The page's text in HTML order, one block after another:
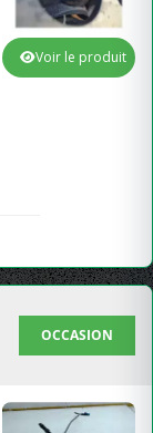
Voir le produit
OCCASION